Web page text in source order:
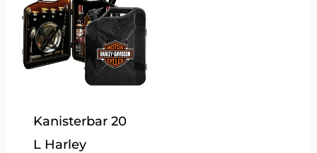
Kanisterbar 20
L Harley
weist
mehrere
Varianten
auf.